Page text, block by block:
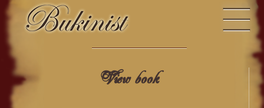
View book